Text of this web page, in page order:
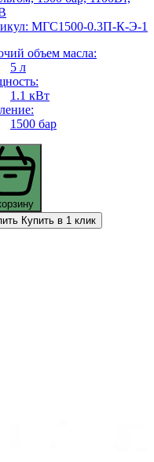
МГС1500-0.3П-К-Э-1
объем масла:
5 л
1.1 кВт
1500 бар
Купить в 1 клик